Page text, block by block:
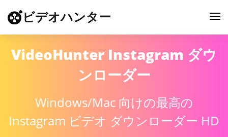
ビデオハンター
VideoHunter Instagram ダウ
ンローダー
Windows/Mac 向けの最高の
Instagram ビデオ ダウンローダー HD